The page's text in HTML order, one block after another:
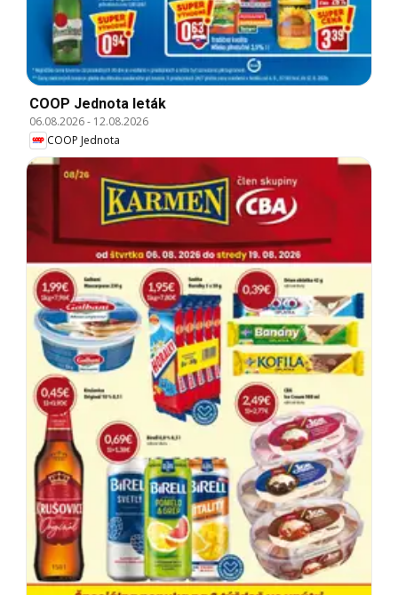
COOP Jednota leták
06.08.2026- 12.08.2026
COOP Jednota